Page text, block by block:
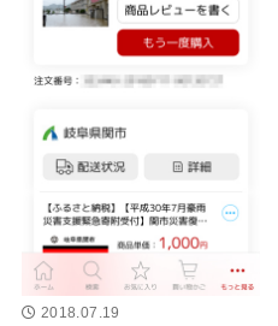
2018.07.19